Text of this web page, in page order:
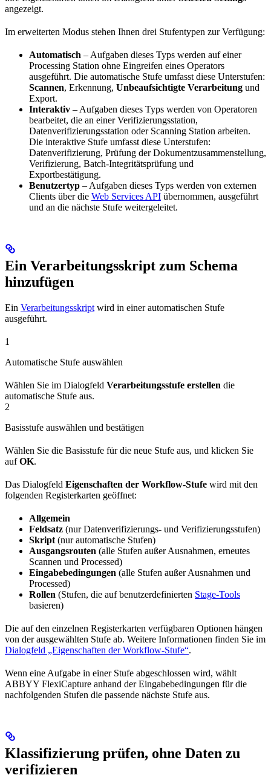
angezeigt.
Im erweiterten Modus stehen Ihnen drei Stufentypen zur Verfügung:
Automatisch – Aufgaben dieses Typs werden auf einer
Processing Station ohne Eingreifen eines Operators
ausgeführt. Die automatische Stufe umfasst diese Unterstufen:
Scannen, Erkennung, Unbeaufsichtigte Verarbeitung und
Export.
Interaktiv – Aufgaben dieses Typs werden von Operatoren
bearbeitet, die an einer Verifizierungsstation,
Datenverifizierungsstation oder Scanning Station arbeiten.
Die interaktive Stufe umfasst diese Unterstufen:
Datenverifizierung, Prüfung der Dokumentzusammenstellung,
Verifizierung, Batch-Integritätsprüfung und
Exportbestätigung.
Benutzertyp – Aufgaben dieses Typs werden von externen
Clients über die Web Services API übernommen, ausgeführt
und an die nächste Stufe weitergeleitet.
Ein Verarbeitungsskript zum Schema
hinzufügen
Ein Verarbeitungsskript wird in einer automatischen Stufe
ausgeführt.
1
Automatische Stufe auswählen
Wählen Sie im Dialogfeld Verarbeitungsstufe erstellen die
automatische Stufe aus.
2
Basisstufe auswählen und bestätigen
Wählen Sie die Basisstufe für die neue Stufe aus, und klicken Sie
aufOK.
Das Dialogfeld Eigenschaften der Workflow-Stufe wird mit den
folgenden Registerkarten geöffnet:
Allgemein
Feldsatz (nur Datenverifizierungs- und Verifizierungsstufen)
Skript (nur automatische Stufen)
Ausgangsrouten (alle Stufen außer Ausnahmen, erneutes
Scannen und Processed)
Eingabebedingungen (alle Stufen außer Ausnahmen und
Processed)
Rollen (Stufen, die auf benutzerdefinierten Stage-Tools
basieren)
Die auf den einzelnen Registerkarten verfügbaren Optionen hängen
von der ausgewählten Stufe ab. Weitere Informationen finden Sie im
Dialogfeld „Eigenschaften der Workflow-Stufe“.
Wenn eine Aufgabe in einer Stufe abgeschlossen wird, wählt
ABBYY FlexiCapture anhand der Eingabebedingungen für die
nachfolgenden Stufen die passende nächste Stufe aus.
Klassifizierung prüfen, ohne Daten zu
verifizieren